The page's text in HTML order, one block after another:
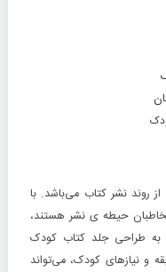
روند نشر کتاب می‌باشد. با
حیطه ی نشر هستند،
طراحی جلد کتاب کودک
و نیازهای کودک، می‌تواند